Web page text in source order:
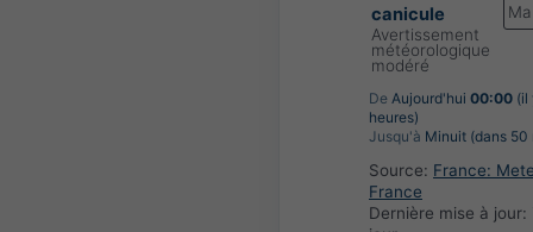
canicule
Avertissement
météorologique
modéré
De Aujourd'hui 00:00 (il
heures)
Jusqu'à Minuit (dans 50
Source: France:
France
Dernière mise à jour: